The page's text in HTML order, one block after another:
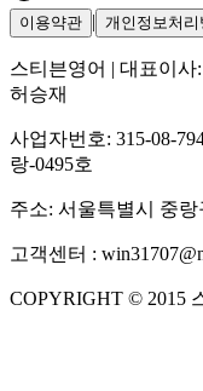
이용약관 | 개인정보처리
스티븐영어 | 대표이사:
허승재
사업자번호: 315-08-
랑-0495호
주소: 서울특별시 중랑
고객센터 :
COPYRIGHT © 2015